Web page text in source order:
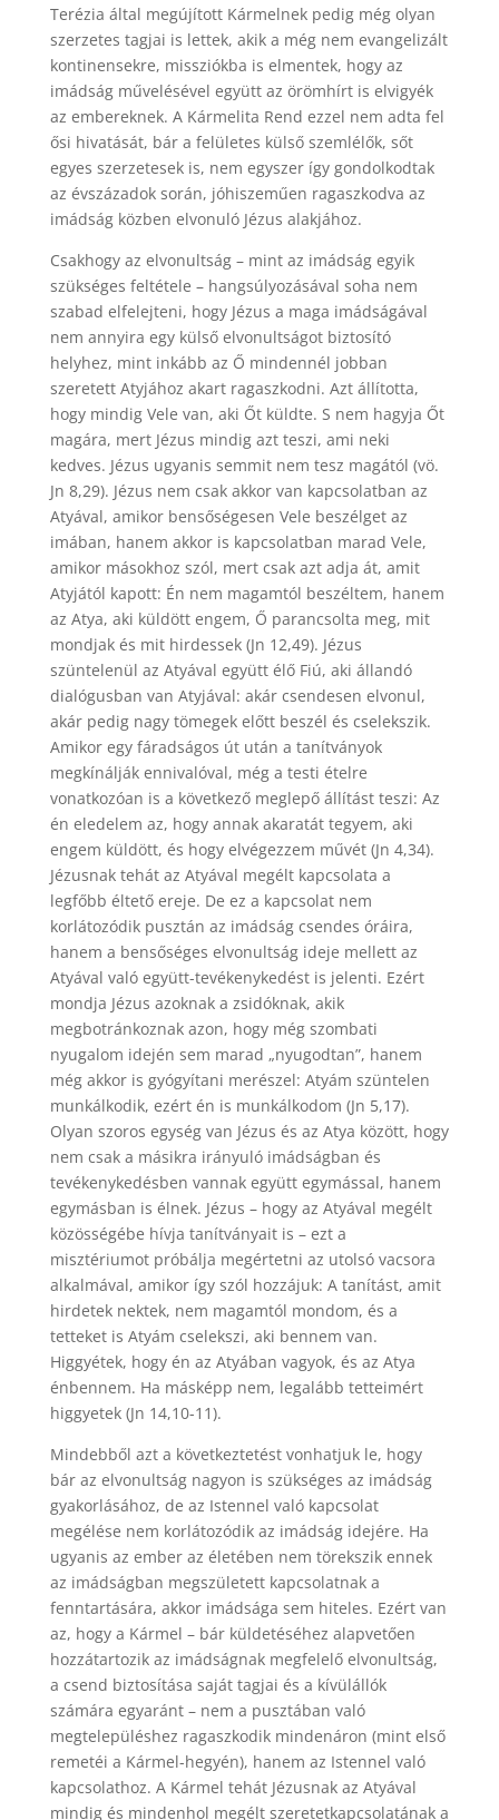
Terézia által megújított Kármelnek pedig még olyan
szerzetes tagjai is lettek, akik a még nem evangelizált
kontinensekre, missziókba is elmentek, hogy az
imádság művelésével együtt az örömhírt is elvigyék
az embereknek. A Kármelita Rend ezzel nem adta fel
ősi hivatását, bár a felületes külső szemlélők, sőt
egyes szerzetesek is, nem egyszer így gondolkodtak
az évszázadok során, jóhiszeműen ragaszkodva az
imádság közben elvonuló Jézus alakjához.
Csakhogy az elvonultság – mint az imádság egyik
szükséges feltétele – hangsúlyozásával soha nem
szabad elfelejteni, hogy Jézus a maga imádságával
nem annyira egy külső elvonultságot biztosító
helyhez, mint inkább az Ő mindennél jobban
szeretett Atyjához akart ragaszkodni. Azt állította,
hogy mindig Vele van, aki Őt küldte. S nem hagyja Őt
magára, mert Jézus mindig azt teszi, ami neki
kedves. Jézus ugyanis semmit nem tesz magától (vö.
Jn 8,29). Jézus nem csak akkor van kapcsolatban az
Atyával, amikor bensőségesen Vele beszélget az
imában, hanem akkor is kapcsolatban marad Vele,
amikor másokhoz szól, mert csak azt adja át, amit
Atyjától kapott: Én nem magamtól beszéltem, hanem
az Atya, aki küldött engem, Ő parancsolta meg, mit
mondjak és mit hirdessek (Jn 12,49). Jézus
szüntelenül az Atyával együtt élő Fiú, aki állandó
dialógusban van Atyjával: akár csendesen elvonul,
akár pedig nagy tömegek előtt beszél és cselekszik.
Amikor egy fáradságos út után a tanítványok
megkínálják ennivalóval, még a testi ételre
vonatkozóan is a következő meglepő állítást teszi: Az
én eledelem az, hogy annak akaratát tegyem, aki
engem küldött, és hogy elvégezzem művét (Jn 4,34).
Jézusnak tehát az Atyával megélt kapcsolata a
legfőbb éltető ereje. De ez a kapcsolat nem
korlátozódik pusztán az imádság csendes óráira,
hanem a bensőséges elvonultság ideje mellett az
Atyával való együtt-tevékenykedést is jelenti. Ezért
mondja Jézus azoknak a zsidóknak, akik
megbotránkoznak azon, hogy még szombati
nyugalom idején sem marad „nyugodtan”, hanem
még akkor is gyógyítani merészel: Atyám szüntelen
munkálkodik, ezért én is munkálkodom (Jn 5,17).
Olyan szoros egység van Jézus és az Atya között, hogy
nem csak a másikra irányuló imádságban és
tevékenykedésben vannak együtt egymással, hanem
egymásban is élnek. Jézus – hogy az Atyával megélt
közösségébe hívja tanítványait is – ezt a
misztériumot próbálja megértetni az utolsó vacsora
alkalmával, amikor így szól hozzájuk: A tanítást, amit
hirdetek nektek, nem magamtól mondom, és a
tetteket is Atyám cselekszi, aki bennem van.
Higgyétek, hogy én az Atyában vagyok, és az Atya
énbennem. Ha másképp nem, legalább tetteimért
higgyetek (Jn 14,10-11).
Mindebből azt a következtetést vonhatjuk le, hogy
bár az elvonultság nagyon is szükséges az imádság
gyakorlásához, de az Istennel való kapcsolat
megélése nem korlátozódik az imádság idejére. Ha
ugyanis az ember az életében nem törekszik ennek
az imádságban megszületett kapcsolatnak a
fenntartására, akkor imádsága sem hiteles. Ezért van
az, hogy a Kármel – bár küldetéséhez alapvetően
hozzátartozik az imádságnak megfelelő elvonultság,
a csend biztosítása saját tagjai és a kívülállók
számára egyaránt – nem a pusztában való
megtelepüléshez ragaszkodik mindenáron (mint első
remetéi a Kármel-hegyén), hanem az Istennel való
kapcsolathoz. A Kármel tehát Jézusnak az Atyával
mindig és mindenhol megélt szeretetkapcsolatának a